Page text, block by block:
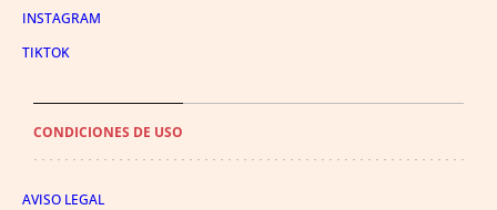
INSTAGRAM
TIKTOK
CONDICIONES DE USO
AVISO LEGAL